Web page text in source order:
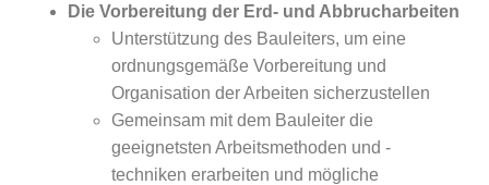
Die Vorbereitung der Erd- und Abbrucharbeiten
Unterstützung des Bauleiters, um eine
ordnungsgemäße Vorbereitung und
Organisation der Arbeiten sicherzustellen
Gemeinsam mit dem Bauleiter die
geeignetsten Arbeitsmethoden und -
techniken erarbeiten und mögliche